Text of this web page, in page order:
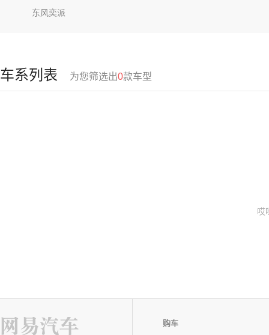
东风奕派
车系列表 为您筛选出0款车型
哎
购车